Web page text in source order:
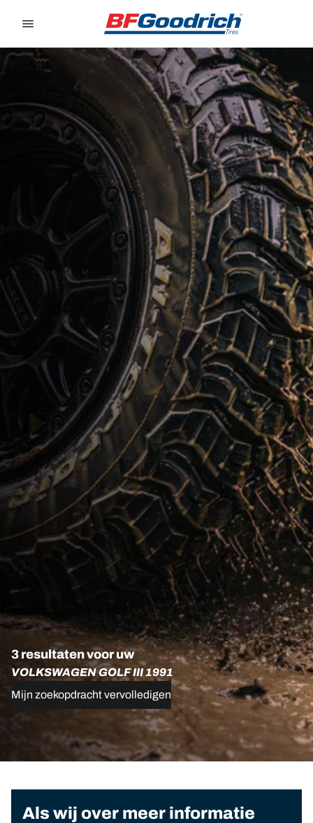
3 resultaten voor uw
VOLKSWAGEN GOLF III 1991
Mijn zoekopdracht vervolledigen
Als wij over meer informatie